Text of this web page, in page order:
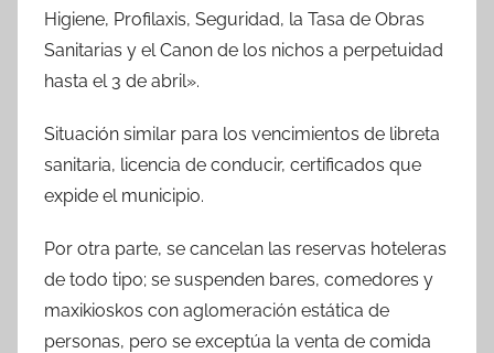
Higiene, Profilaxis, Seguridad, la Tasa de Obras
Sanitarias y el Canon de los nichos a perpetuidad
hasta el 3 de abril».
Situación similar para los vencimientos de libreta
sanitaria, licencia de conducir, certificados que
expide el municipio.
Por otra parte, se cancelan las reservas hoteleras
de todo tipo; se suspenden bares, comedores y
maxikioskos con aglomeración estática de
personas, pero se exceptúa la venta de comida